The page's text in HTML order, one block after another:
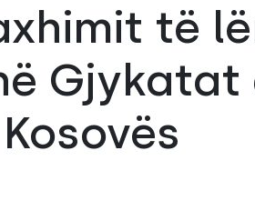
të
Gjykatat